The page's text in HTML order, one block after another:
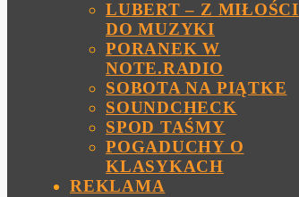
LUBERT – Z MIŁOŚCI
DO MUZYKI
PORANEK W
NOTE.RADIO
SOBOTA NA PIĄTKE
SOUNDCHECK
SPOD TAŚMY
POGADUCHY O
KLASYKACH
REKLAMA